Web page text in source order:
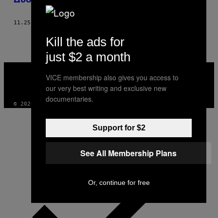
11.25.20
MEDIA
INSTAGRAM
TIKTOKYOUTUBE
© 2026 VICE DIGITAL PUBLISHING, LLC
Kill the ads for
just $2 a month
VICE membership also gives you access to
our very best writing and exclusive new
documentaries.
Support for $2
See All Membership Plans
Or, continue for free